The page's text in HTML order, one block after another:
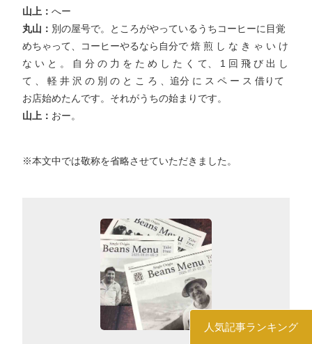
人気記事ランキング
山上： へー
丸山： 別の屋号で。ところがやっているうちコーヒーに目覚
めちゃって、コーヒーやるなら自分で 焙 煎 し な き ゃ い け
な い と 。 自 分 の 力 を た め し た く て、 1 回 飛 び 出 し
て 、 軽 井 沢 の 別 の と こ ろ 、追分 に ス ペ ー ス 借りて
お店始めたんです。それがうちの始まりです。
山上： おー。
※本文中では敬称を省略させていただきました。